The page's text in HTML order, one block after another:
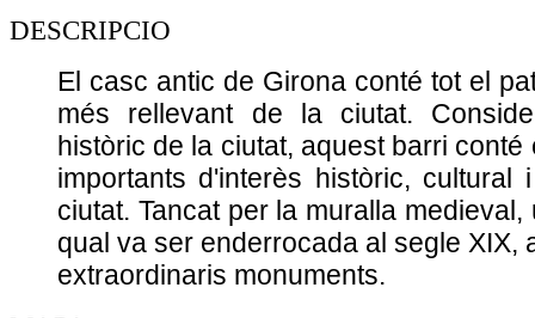
DESCRIPCIO
El casc antic de Girona conté tot el
més rellevant de la ciutat.
històric de la ciutat, aquest barri conté
importants d'interès històric, cultural
ciutat. Tancat per la muralla medieval,
qual va ser enderrocada al segle XIX,
extraordinaris monuments.